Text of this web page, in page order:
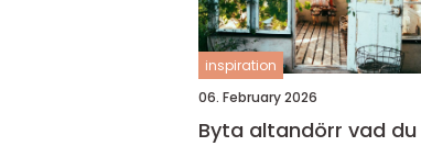
inspiration
06. February 2026
Byta altandörr vad du